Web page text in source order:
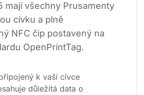
mají všechny Prusamenty
cívku a plně
NFC čip postavený na
OpenPrintTag.
k vaší cívce
důležitá data o